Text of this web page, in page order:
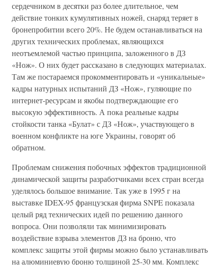
сердечником в десятки раз более длительное, чем
действие тонких кумулятивных ножей, снаряд теряет в
бронепробитии всего 20%. Не будем останавливаться на
других технических проблемах, являющихся
неотъемлемой частью принципа, заложенного в ДЗ
«Нож». О них будет рассказано в следующих материалах.
Там же постараемся прокомментировать и «уникальные»
кадры натурных испытаний ДЗ «Нож», гуляющие по
интернет-ресурсам и якобы подтверждающие его
высокую эффективность. А пока реальные кадры
стойкости танка «Булат» с ДЗ «Нож», участвующего в
военном конфликте на юге Украины, говорят об
обратном.
Проблемам снижения побочных эффектов традиционной
динамической защиты разработчиками всех стран всегда
уделялось большое внимание. Так уже в 1995 г на
выставке IDEX-95 французская фирма SNPE показала
целый ряд технических идей по решению данного
вопроса. Они позволяли так минимизировать
воздействие взрыва элементов ДЗ на броню, что
комплекс защиты этой фирмы можно было устанавливать
на алюминиевую броню толщиной 25-30 мм. Комплекс